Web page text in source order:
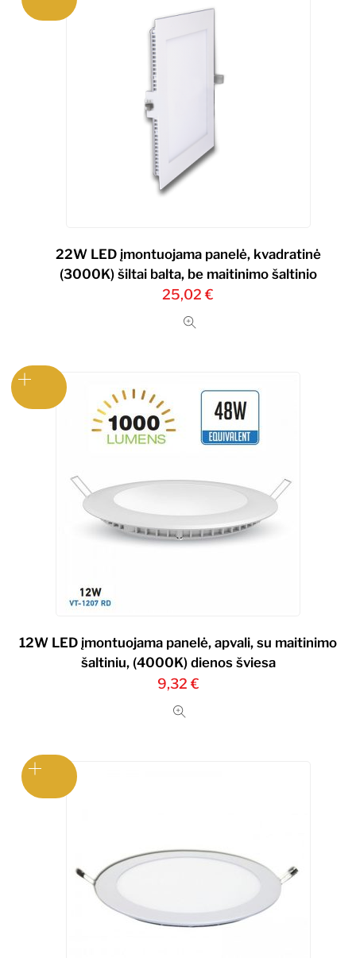
22W LED įmontuojama panelė, kvadratinė
(3000K) šiltai balta, be maitinimo šaltinio
25,02€
12W LED įmontuojama panelė, apvali, su maitinimo
šaltiniu, (4000K) dienos šviesa
9,32 €